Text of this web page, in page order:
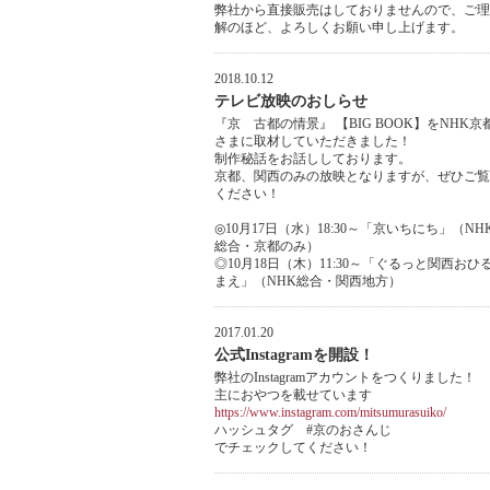
弊社から直接販売はしておりませんので、ご理
解のほど、よろしくお願い申し上げます。
2018.10.12
テレビ放映のおしらせ
『京 古都の情景』 【BIG BOOK】をNHK京
さまに取材していただきました！
制作秘話をお話ししております。
京都、関西のみの放映となりますが、ぜひご覧
ください！
◎10月17日（水）18:30～「京いちにち」（
総合・京都のみ）
◎10月18日（木）11:30～「ぐるっと関西おひ
まえ」（NHK総合・関西地方）
2017.01.20
公式Instagramを開設！
弊社のInstagramアカウントをつくりました！
主におやつを載せています
https://www.instagram.com/mitsumurasuiko/
ハッシュタグ #京のおさんじ
でチェックしてください！